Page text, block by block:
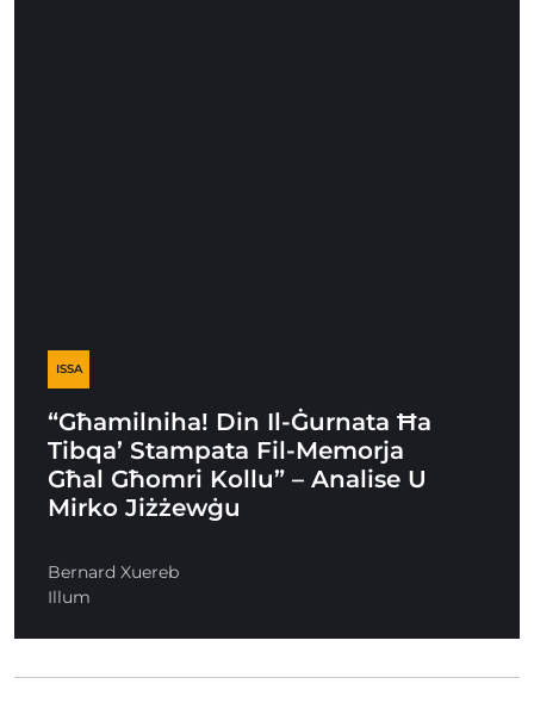
ISSA
“Għamilniha! Din Il-Ġurnata Ħa
Tibqa’ Stampata Fil-Memorja
Għal Għomri Kollu” – Analise U
Mirko Jiżżewġu
Bernard Xuereb
Illum